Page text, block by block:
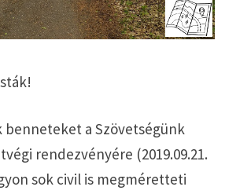
a Szövetségünk
rendezvényére (2019.09.21.
sok civil is megméretteti